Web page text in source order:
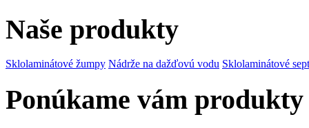
Naše produkty
Sklolaminátové žumpy Nádrže na dažďovú vodu Sklolaminátové
Ponúkame vám produkty